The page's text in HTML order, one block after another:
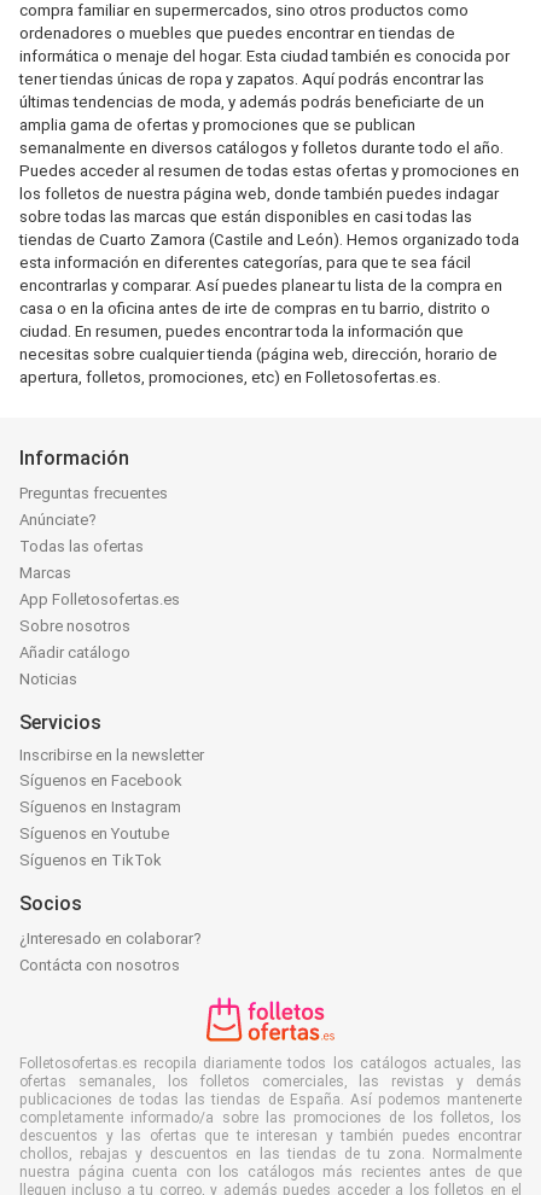
compra familiar en supermercados, sino otros productos como
ordenadores o muebles que puedes encontrar en tiendas de
informática o menaje del hogar. Esta ciudad también es conocida por
tener tiendas únicas de ropa y zapatos. Aquí podrás encontrar las
últimas tendencias de moda, y además podrás beneficiarte de un
amplia gama de ofertas y promociones que se publican
semanalmente en diversos catálogos y folletos durante todo el año.
Puedes acceder al resumen de todas estas ofertas y promociones en
los folletos de nuestra página web, donde también puedes indagar
sobre todas las marcas que están disponibles en casi todas las
tiendas de Cuarto Zamora (Castile and León). Hemos organizado toda
esta información en diferentes categorías, para que te sea fácil
encontrarlas y comparar. Así puedes planear tu lista de la compra en
casa o en la oficina antes de irte de compras en tu barrio, distrito o
ciudad. En resumen, puedes encontrar toda la información que
necesitas sobre cualquier tienda (página web, dirección, horario de
apertura, folletos, promociones, etc) en Folletosofertas.es.
Información
Preguntas frecuentes
Anúnciate?
Todas las ofertas
Marcas
App Folletosofertas.es
Sobre nosotros
Añadir catálogo
Noticias
Servicios
Inscribirse en la newsletter
Síguenos en Facebook
Síguenos en Instagram
Síguenos en Youtube
Síguenos en TikTok
Socios
¿Interesado en colaborar?
Contácta con nosotros
Folletosofertas.es recopila diariamente todos los catálogos actuales, las
ofertas semanales, los folletos comerciales, las revistas y demás
publicaciones de todas las tiendas de España. Así podemos mantenerte
completamente informado/a sobre las promociones de los folletos, los
descuentos y las ofertas que te interesan y también puedes encontrar
chollos, rebajas y descuentos en las tiendas de tu zona. Normalmente
nuestra página cuenta con los catálogos más recientes antes de que
lleguen incluso a tu correo, y además puedes acceder a los folletos en el